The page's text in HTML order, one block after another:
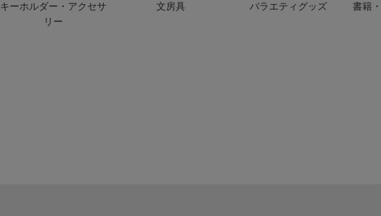
キーホルダー・アクセサ
リー
文房具 バラエティグッズ 書籍